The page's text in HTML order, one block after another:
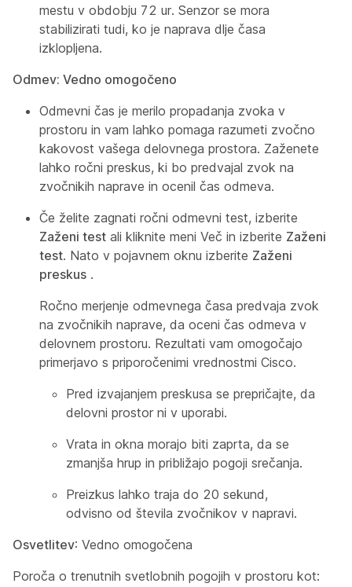
mestu v obdobju 72 ur. Senzor se mora
stabilizirati tudi, ko je naprava dlje časa
izklopljena.
Odmev: Vedno omogočeno
Odmevni čas je merilo propadanja zvoka v
prostoru in vam lahko pomaga razumeti zvočno
kakovost vašega delovnega prostora. Zaženete
lahko ročni preskus, ki bo predvajal zvok na
zvočnikih naprave in ocenil čas odmeva.
Če želite zagnati ročni odmevni test, izberite
Zaženi test ali kliknite meni Več in izberite Zaženi
test. Nato v pojavnem oknu izberite Zaženi
preskus .
Ročno merjenje odmevnega časa predvaja zvok
na zvočnikih naprave, da oceni čas odmeva v
delovnem prostoru. Rezultati vam omogočajo
primerjavo s priporočenimi vrednostmi Cisco.
Pred izvajanjem preskusa se prepričajte, da
delovni prostor ni v uporabi.
Vrata in okna morajo biti zaprta, da se
zmanjša hrup in približajo pogoji srečanja.
Preizkus lahko traja do 20 sekund,
odvisno od števila zvočnikov v napravi.
Osvetlitev: Vedno omogočena
Poroča o trenutnih svetlobnih pogojih v prostoru kot: